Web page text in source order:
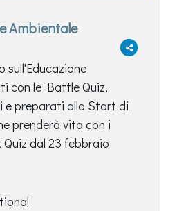
Ambientale
con le Battle Quiz,
e preparati allo Start di
prenderà vita con i
Quiz dal 23 febbraio